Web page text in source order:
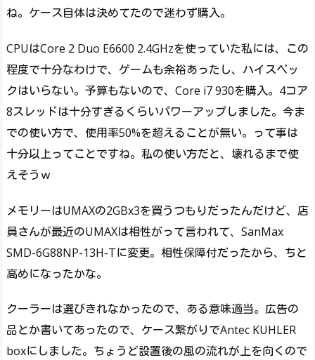
ね。ケース自体は決めてたので迷わず購入。
CPUはCore 2 Duo E6600 2.4GHzを使っていた私には、この
程度で十分なわけで、ゲームも余裕あったし、ハイスペッ
クはいらない。予算もないので、Core i7 930を購入。4コア
8スレッドは十分すぎるくらいパワーアップしました。今ま
での使い方で、使用率50%を超えることが無い。って事は
十分以上ってことですね。私の使い方だと、壊れるまで使
えそうｗ
メモリーはUMAXの2GBx3を買うつもりだったんだけど、店
員さんが最近のUMAXは相性がって言われて、SanMax
SMD-6G88NP-13H-Tに変更。相性保障付だったから、ちと
高めになったかな。
クーラーは選びきれなかったので、ある意味適当。広告の
品とか書いてあったので、ケース繋がりでAntec KUHLER
boxにしました。ちょうど設置後の風の流れが上を向くので